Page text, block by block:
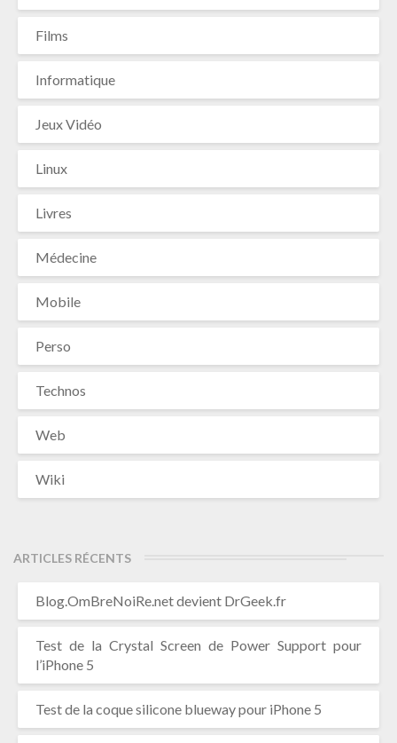
Films
Informatique
Jeux Vidéo
Linux
Livres
Médecine
Mobile
Perso
Technos
Web
Wiki
ARTICLES RÉCENTS
Blog.OmBreNoiRe.net devient DrGeek.fr
Test de la Crystal Screen de Power Support pour
l’iPhone 5
Test de la coque silicone blueway pour iPhone 5